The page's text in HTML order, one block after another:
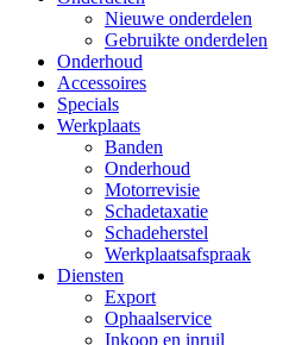
Nieuwe onderdelen
Gebruikte onderdelen
Onderhoud
Accessoires
Specials
Werkplaats
Banden
Onderhoud
Motorrevisie
Schadetaxatie
Schadeherstel
Werkplaatsafspraak
Diensten
Export
Ophaalservice
Inkoop en inruil